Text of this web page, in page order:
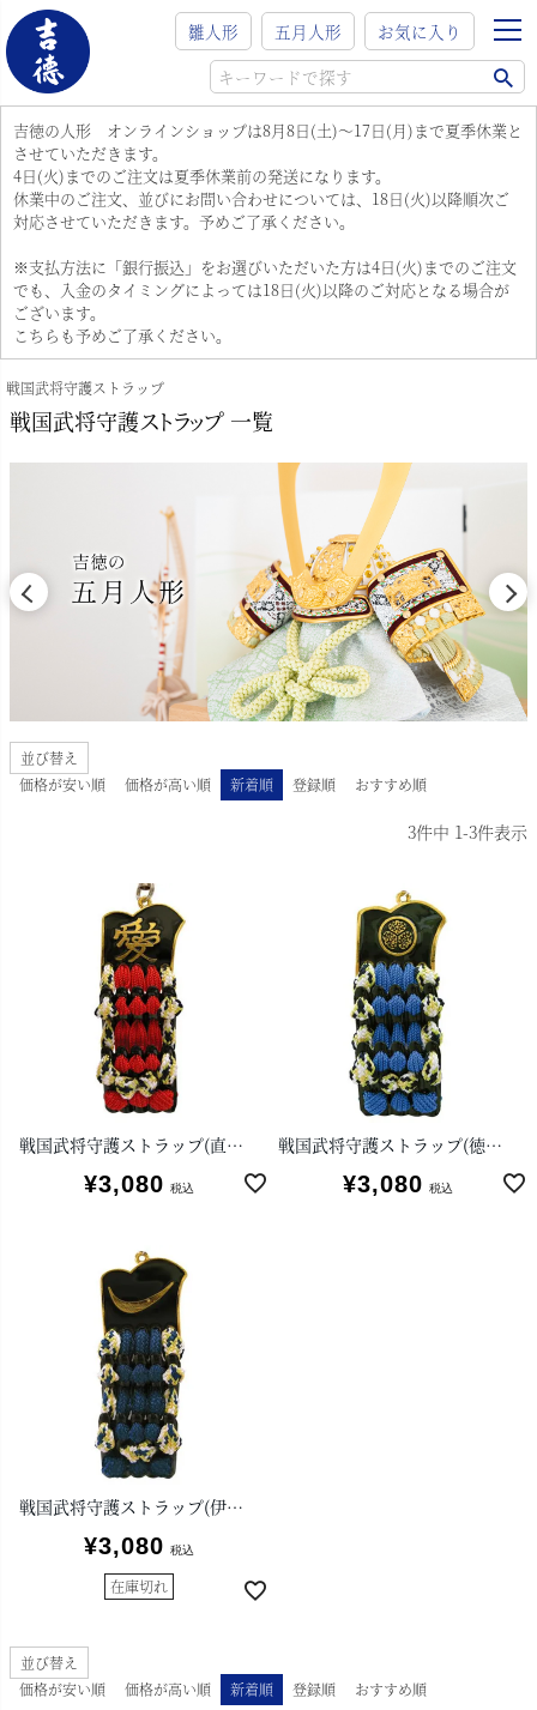
雛人形 五月人形 お気に入り
吉徳の人形 オンラインショップは8月8日(土)～17日(月)まで夏季休業と
させていただきます。
4日(火)までのご注文は夏季休業前の発送になります。
休業中のご注文、並びにお問い合わせについては、18日(火)以降順次ご
対応させていただきます。予めご了承ください。
※支払方法に「銀行振込」をお選びいただいた方は4日(火)までのご注文
でも、入金のタイミングによっては18日(火)以降のご対応となる場合が
ございます。
こちらも予めご了承ください。
戦国武将守護ストラップ
戦国武将守護ストラップ 一覧
並び替え
価格が安い順
価格が高い順 新着順 登録順 おすすめ順
3件中 1-3件表示
戦国武将守護ストラップ(直江兼続)
¥3,080 税込
戦国武将守護ストラップ(徳川家康)
¥3,080 税込
戦国武将守護ストラップ(伊達政宗)
¥3,080 税込
在庫切れ
並び替え
価格が安い順
価格が高い順 新着順 登録順 おすすめ順